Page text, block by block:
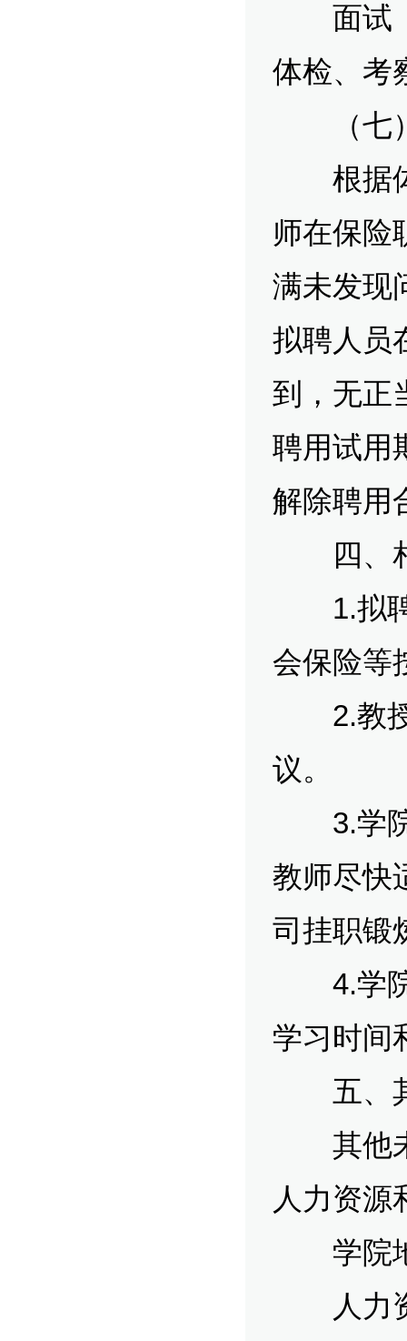
面试（
体检、考
（七）
根据体
师在保险
满未发现
拟聘人员
到，无正
聘用试用
解除聘用
四、
1.拟聘
会保险等
2.教授
议。
3.学院
教师尽快
司挂职锻
4.学院
学习时间
五、
其他未
人力资源
学院地
人力资